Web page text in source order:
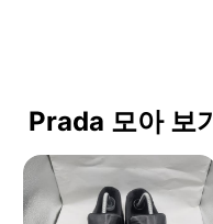
Prada 모아 보기